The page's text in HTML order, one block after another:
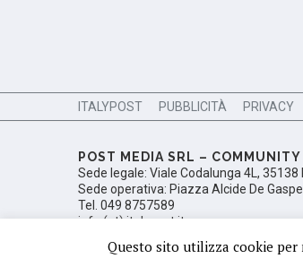
ITALYPOST PUBBLICITÀ PRIVACY
POST MEDIA SRL – COMMUNITY
Sede legale: Viale Codalunga 4L, 35138
Sede operativa: Piazza Alcide De
Tel. 049 8757589
info (at) italypost.it
Questo sito utilizza cookie